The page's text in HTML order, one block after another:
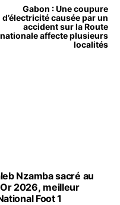
Gabon : Une coupure
d’électricité causée par un
accident sur la Route
nationale affecte plusieurs
localités
Nzamba sacré au
2026, meilleur
Foot 1